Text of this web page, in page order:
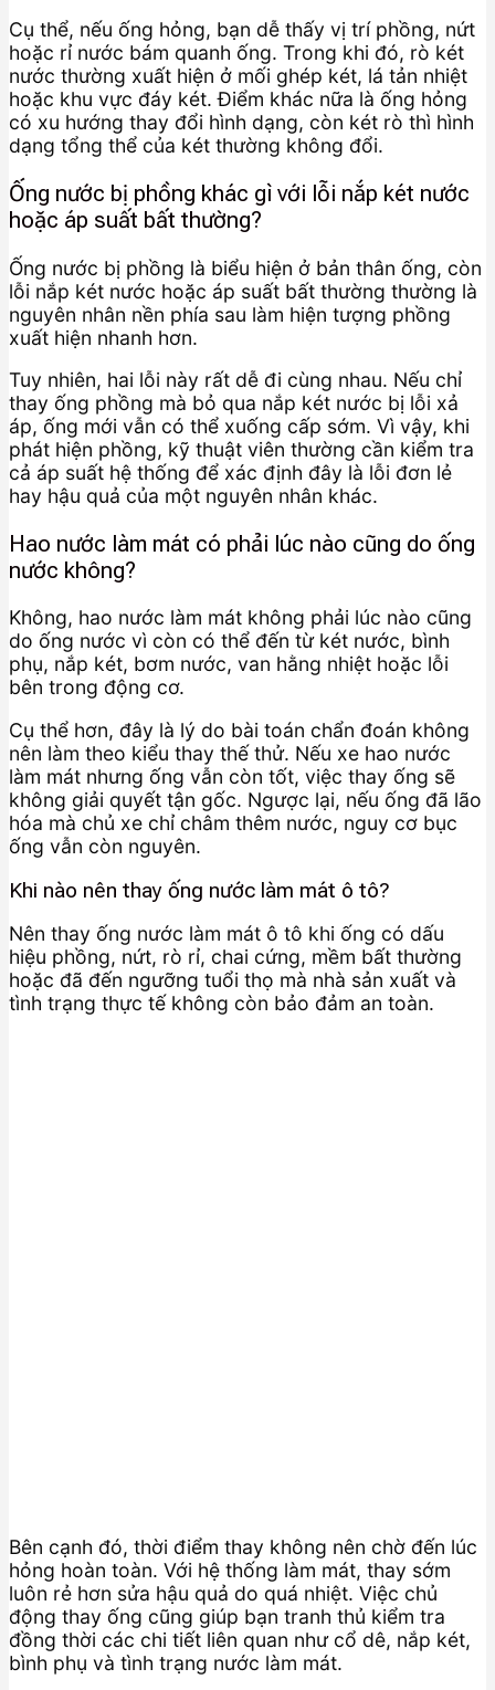
Cụ thể, nếu ống hỏng, bạn dễ thấy vị trí phồng, nứt
hoặc rỉ nước bám quanh ống. Trong khi đó, rò két
nước thường xuất hiện ở mối ghép két, lá tản nhiệt
hoặc khu vực đáy két. Điểm khác nữa là ống hỏng
có xu hướng thay đổi hình dạng, còn két rò thì hình
dạng tổng thể của két thường không đổi.
Ống nước bị phồng khác gì với lỗi nắp két nước
hoặc áp suất bất thường?
Ống nước bị phồng là biểu hiện ở bản thân ống, còn
lỗi nắp két nước hoặc áp suất bất thường thường là
nguyên nhân nền phía sau làm hiện tượng phồng
xuất hiện nhanh hơn.
Tuy nhiên, hai lỗi này rất dễ đi cùng nhau. Nếu chỉ
thay ống phồng mà bỏ qua nắp két nước bị lỗi xả
áp, ống mới vẫn có thể xuống cấp sớm. Vì vậy, khi
phát hiện phồng, kỹ thuật viên thường cần kiểm tra
cả áp suất hệ thống để xác định đây là lỗi đơn lẻ
hay hậu quả của một nguyên nhân khác.
Hao nước làm mát có phải lúc nào cũng do ống
nước không?
Không, hao nước làm mát không phải lúc nào cũng
do ống nước vì còn có thể đến từ két nước, bình
phụ, nắp két, bơm nước, van hằng nhiệt hoặc lỗi
bên trong động cơ.
Cụ thể hơn, đây là lý do bài toán chẩn đoán không
nên làm theo kiểu thay thế thử. Nếu xe hao nước
làm mát nhưng ống vẫn còn tốt, việc thay ống sẽ
không giải quyết tận gốc. Ngược lại, nếu ống đã lão
hóa mà chủ xe chỉ châm thêm nước, nguy cơ bục
ống vẫn còn nguyên.
Khi nào nên thay ống nước làm mát ô tô?
Nên thay ống nước làm mát ô tô khi ống có dấu
hiệu phồng, nứt, rò rỉ, chai cứng, mềm bất thường
hoặc đã đến ngưỡng tuổi thọ mà nhà sản xuất và
tình trạng thực tế không còn bảo đảm an toàn.
Bên cạnh đó, thời điểm thay không nên chờ đến lúc
hỏng hoàn toàn. Với hệ thống làm mát, thay sớm
luôn rẻ hơn sửa hậu quả do quá nhiệt. Việc chủ
động thay ống cũng giúp bạn tranh thủ kiểm tra
đồng thời các chi tiết liên quan như cổ dê, nắp két,
bình phụ và tình trạng nước làm mát.